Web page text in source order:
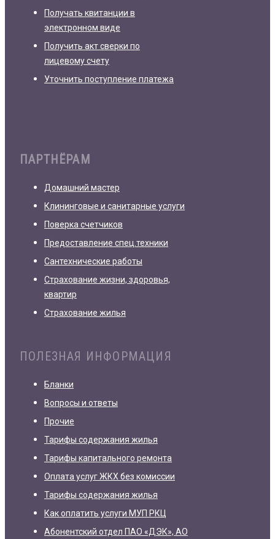
Получать квитанции в
электронном виде
Получить акт сверки по
лицевому счету
Уточнить поступление платежа
ПАРТНЁРАМ
Домашний мастер
Клининговые и санитарные услуги
Поверка счетчиков
Предоставление спец.техники
Сантехнические работы
Страхование жизни, здоровья,
квартир
Страхование жилья
ПОЛЕЗНАЯ ИНФОРМАЦИЯ
Бланки
Вопросы и ответы
Прочие
Тарифы содержания жилья
Тарифы капитального ремонта
Оплата услуг ЖКХ без комиссии
Тарифы содержания жилья
Как оплатить услуги МУП РКЦ
Абонентский отдел ПАО «ДЭК», АО